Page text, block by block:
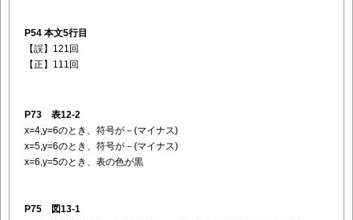
P54 本文5行目
【誤】121回
【正】111回
P73 表12-2
x=4,y=6のとき、符号が－(マイナス)
x=5,y=6のとき、符号が－(マイナス)
x=6,y=5のとき、表の色が黒
P75 図13-1